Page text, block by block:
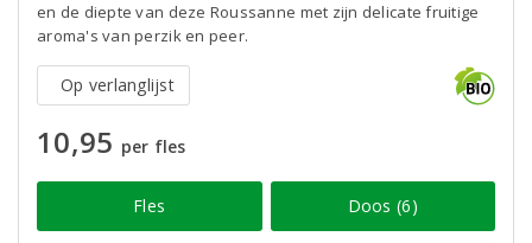
en de diepte van deze Roussanne met zijn delicate fruitige
aroma's van perzik en peer.
Op verlanglijst
10,95 per fles
Fles Doos (6)